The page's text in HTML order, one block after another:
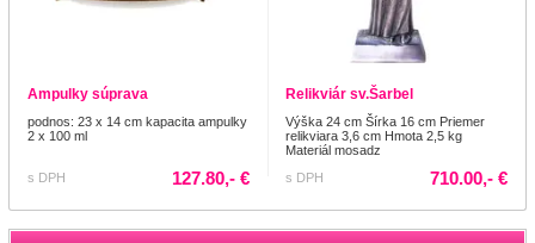
Ampulky súprava
podnos: 23 x 14 cm kapacita ampulky
2 x 100 ml
s DPH 127.80,- €
Relikviár sv.Šarbel
Výška 24 cm Šírka 16 cm Priemer
relikviara 3,6 cm Hmota 2,5 kg
Materiál mosadz
s DPH
710.00,- €